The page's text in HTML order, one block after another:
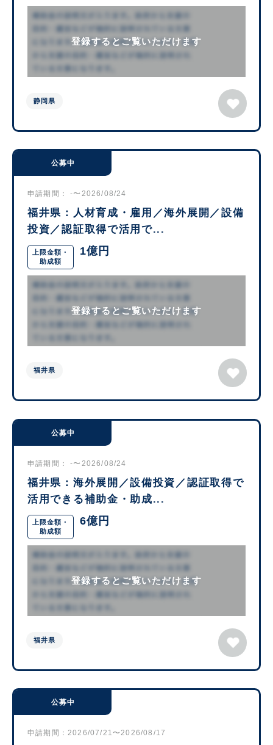
登録するとご覧いただけます
静岡県
公募中
申請期間： -〜2026/08/24
福井県：人材育成・雇用／海外展開／設備
投資／認証取得で活用で...
上限金額・
助成額
1億円
登録するとご覧いただけます
福井県
公募中
申請期間： -〜2026/08/24
福井県：海外展開／設備投資／認証取得で
活用できる補助金・助成...
上限金額・
助成額
6億円
登録するとご覧いただけます
福井県
公募中
申請期間：2026/07/21〜2026/08/17